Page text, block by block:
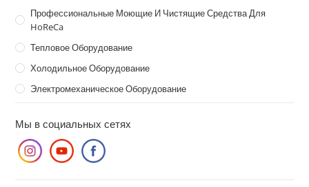
Профессиональные Моющие И Чистящие Средства Для
HoReCa
Тепловое Оборудование
Холодильное Оборудование
Электромеханическое Оборудование
Мы в социальных сетях